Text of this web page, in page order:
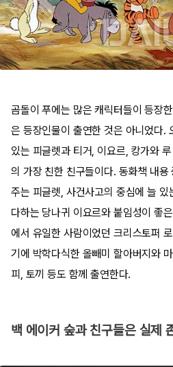
곰돌이 푸에는 많은 캐릭터들이 등장
은 등장인물이 출연한 것은 아니었다.
있는 피글렛과 티거, 이요르, 캉가와
의 가장 친한 친구들이다. 동화책 내
주는 피글렛, 사건사고의 중심에 늘
다하는 당나귀 이요르와 붙임성이 좋
에서 유일한 사람이었던 크리스토퍼
기에 박학다식한 올빼미 할아버지와
피, 토끼 등도 함께 출연한다.
백 에이커 숲과 친구들은 실제